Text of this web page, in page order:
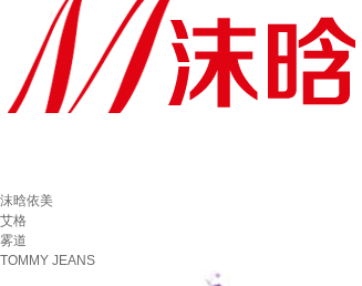
沫晗依美
艾格
雾道
TOMMY JEANS